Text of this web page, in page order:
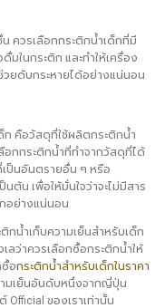
ควรเลือกกระติกน้ำเด็กที่มี
ในกระติก และทำให้เครื่อง
ยดับกระหายได้อย่างแน่นอน
ก คือวัสดุที่ใช้ผลิตกระติกน้ำ
กกระติกน้ำที่ทำจากวัสดุที่ได้
เป็นอันตรายอื่น ๆ หรือ
ต้น เพื่อให้มั่นใจว่าจะไม่มีสาร
อย่างแน่นอน
กน้ำเก็บความเย็นสำหรับเด็ก
ว่าควรเลือกซื้อกระติกน้ำให้
ซื้อกระติกน้ำสำหรับเด็กในราคา
มเย็นอันดับหนึ่งจากญี่ปุ่น
Official ของเราเท่านั้น